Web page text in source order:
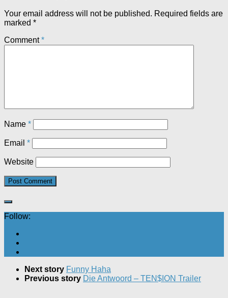
Your email address will not be published. Required fields are
marked *
Comment*
Name *
Email *
Website
Follow:
Next story Funny Haha
Previous story Die Antwoord – TEN$ION Trailer